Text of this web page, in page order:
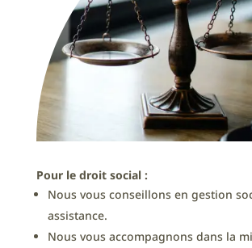
Pour le droit social :
Nous vous conseillons en gestion
assistance.
Nous vous accompagnons dans la